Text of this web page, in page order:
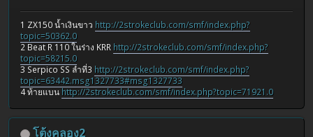
1 ZX150 น้ำเงินขาว http://2strokeclub.com/smf/index.php?
topic=50362.0
2 Beat R 110 ในร่าง KRR http://2strokeclub.com/smf/index.php?
topic=58215.0
3 Serpico SS ลำที่3 http://2strokeclub.com/smf/index.php?
topic=63442.msg1327733#msg1327733
4 ท้ายแบน http://2strokeclub.com/smf/index.php?topic=71921.0
โต้งคลอง2